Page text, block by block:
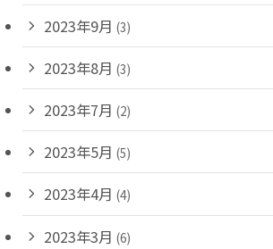
2023年9月 (3)
2023年8月 (3)
2023年7月 (2)
2023年5月 (5)
2023年4月 (4)
2023年3月 (6)